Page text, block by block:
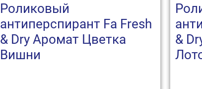
Роликовый
антиперспирант Fa Fresh
& Dry Аромат Цветка
Вишни
&